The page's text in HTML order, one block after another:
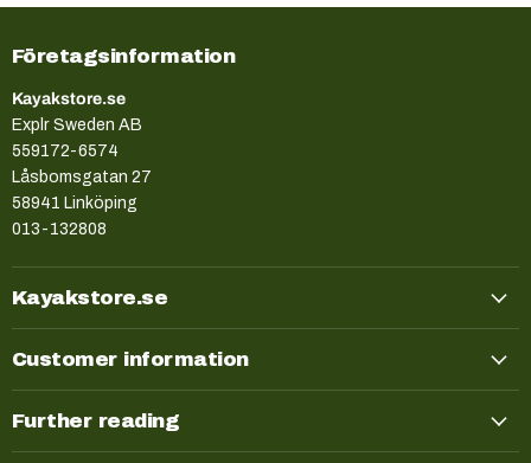
Företagsinformation
Kayakstore.se
Explr Sweden AB
559172-6574
Låsbomsgatan 27
58941 Linköping
013-132808
Kayakstore.se
Customer information
Further reading